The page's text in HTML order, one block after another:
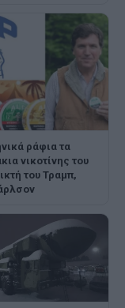
ράφια τα
νικοτίνης του
του Τραμπ,